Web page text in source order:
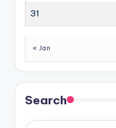
31
« Jan
Search